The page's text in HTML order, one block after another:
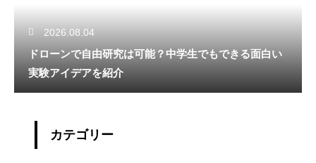
2026.08.04
ドローンで自由研究は可能？中学生でもできる面白い
実験アイデアを紹介
カテゴリー